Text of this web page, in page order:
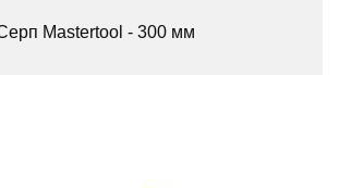
Mastertool - 300 мм